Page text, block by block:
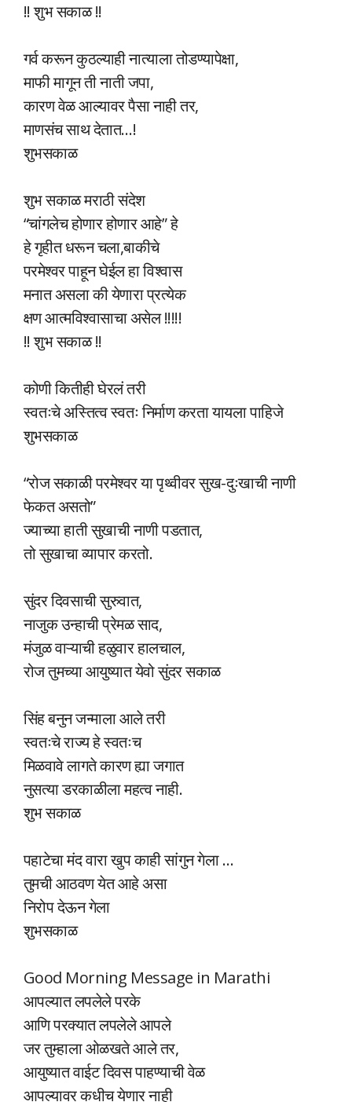
!! शुभ सकाळ !!
गर्व करून कुठल्याही नात्याला तोडण्यापेक्षा,
माफी मागून ती नाती जपा,
कारण वेळ आल्यावर पैसा नाही तर,
माणसंच साथ देतात…!
शुभसकाळ
शुभ सकाळ मराठी संदेश
“चांगलेच होणार होणार आहे” हे
हे गृहीत धरून चला,बाकीचे
परमेश्वर पाहून घेईल हा विश्वास
मनात असला की येणारा प्रत्येक
क्षण आत्मविश्वासाचा असेल !!!!!
!! शुभ सकाळ !!
कोणी कितीही घेरलं तरी
स्वतःचे अस्तित्व स्वतः निर्माण करता यायला पाहिजे
शुभसकाळ
“रोज सकाळी परमेश्वर या पृथ्वीवर सुख-दुःखाची नाणी
फेकत असतो”
ज्याच्या हाती सुखाची नाणी पडतात,
तो सुखाचा व्यापार करतो.
सुंदर दिवसाची सुरुवात,
नाजुक उन्हाची प्रेमळ साद,
मंजुळ वाऱ्याची हळुवार हालचाल,
रोज तुमच्या आयुष्यात येवो सुंदर सकाळ
सिंह बनुन जन्माला आले तरी
स्वतःचे राज्य हे स्वतःच
मिळवावे लागते कारण ह्या जगात
नुसत्या डरकाळीला महत्व नाही.
शुभ सकाळ
पहाटेचा मंद वारा खुप काही सांगुन गेला …
तुमची आठवण येत आहे असा
निरोप देऊन गेला
शुभसकाळ
Good Morning Message in Marathi
आपल्यात लपलेले परके
आणि परक्यात लपलेले आपले
जर तुम्हाला ओळखते आले तर,
आयुष्यात वाईट दिवस पाहण्याची वेळ
आपल्यावर कधीच येणार नाही